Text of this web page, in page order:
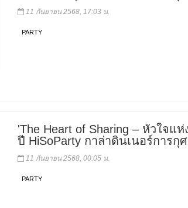
11 กันยายน 2568, 17:03 น.
PARTY
'The Heart of Sharing – หัวใจแ
ปี HiSoParty กาล่าดินเนอร์การกุ
11 กันยายน 2568, 00:05 น.
PARTY